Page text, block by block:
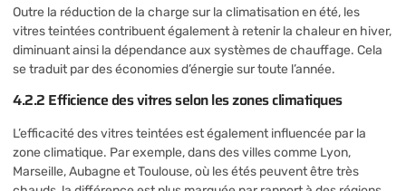
Outre la réduction de la charge sur la climatisation en été, les
vitres teintées contribuent également à retenir la chaleur en hiver,
diminuant ainsi la dépendance aux systèmes de chauffage. Cela
se traduit par des économies d’énergie sur toute l’année.
4.2.2 Efficience des vitres selon les zones climatiques
L’efficacité des vitres teintées est également influencée par la
zone climatique. Par exemple, dans des villes comme Lyon,
Marseille, Aubagne et Toulouse, où les étés peuvent être très